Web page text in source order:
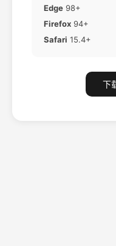
Edge 98+
Firefox 94+
Safari 15.4+
下